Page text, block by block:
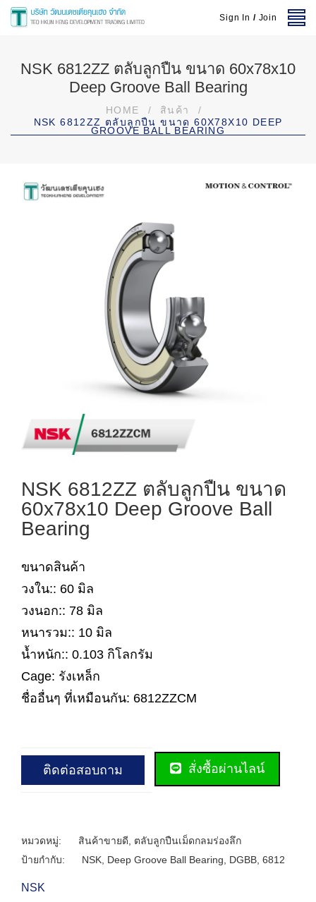
Sign In / Join
NSK 6812ZZ ตลับลูกปืน ขนาด 60x78x10
Deep Groove Ball Bearing
HOME / สินค้า
/
NSK 6812ZZ ตลับลูกปืน ขนาด 60X78X10 DEEP
GROOVE BALL BEARING
NSK 6812ZZ ตลับลูกปืน ขนาด
60x78x10 Deep Groove Ball
Bearing
ขนาดสินค้า
วงใน:: 60 มิล
วงนอก:: 78 มิล
หนารวม:: 10 มิล
น้ำหนัก:: 0.103 กิโลกรัม
Cage: รังเหล็ก
ชื่ออื่นๆ ที่เหมือนกัน: 6812ZZCM
ติดต่อสอบถาม สั่งซื้อผ่านไลน์
หมวดหมู่: สินค้าขายดี
ตลับลูกปืนเม็ดกลมร่องลึก
ป้ายกำกับ:
NSK Deep Groove Ball Bearing DGBB 6812
NSK